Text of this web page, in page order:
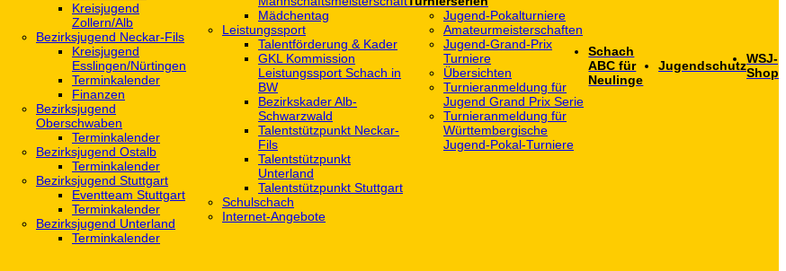
Kreisjugend
Zollern/Alb
Bezirksjugend Neckar-Fils
Kreisjugend
‎Esslingen/Nürtingen
Terminkalender
Finanzen
Bezirksjugend
Oberschwaben
Terminkalender
Bezirksjugend Ostalb
Terminkalender
Bezirksjugend Stuttgart
‎Eventteam Stuttgart
Terminkalender
Bezirksjugend Unterland
Terminkalender
Mädchentag
Leistungssport
Talentförderung & Kader
GKL Kommission
Leistungssport Schach in
BW
Bezirkskader Alb-
Schwarzwald
Talentstützpunkt Neckar-
Fils
Talentstützpunkt
Unterland
Talentstützpunkt Stuttgart
Schulschach
Internet-Angebote
Jugend-Pokalturniere
Amateurmeisterschaften
Jugend-Grand-Prix
Turniere
Übersichten
Turnieranmeldung für
Jugend Grand Prix Serie
Turnieranmeldung für
Württembergische
Jugend-Pokal-Turniere
Schach
ABC für
Neulinge
JugendschutzWSJ-
Shop